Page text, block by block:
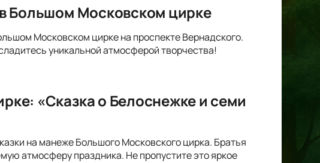
Большом Московском цирке
Московском цирке на проспекте Вернадского.
уникальной атмосферой творчества!
«Сказка о Белоснежке и семи
на манеже Большого Московского цирка. Братья
атмосферу праздника. Не пропустите это яркое